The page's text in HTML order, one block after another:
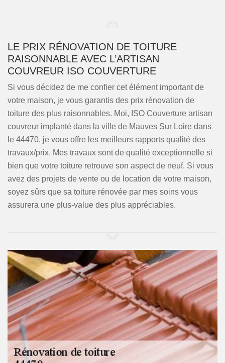
LE PRIX RÉNOVATION DE TOITURE
RAISONNABLE AVEC L’ARTISAN
COUVREUR ISO COUVERTURE
Si vous décidez de me confier cet élément important de
votre maison, je vous garantis des prix rénovation de
toiture des plus raisonnables. Moi, ISO Couverture artisan
couvreur implanté dans la ville de Mauves Sur Loire dans
le 44470, je vous offre les meilleurs rapports qualité des
travaux/prix. Mes travaux sont de qualité exceptionnelle si
bien que votre toiture retrouve son aspect de neuf. Si vous
avez des projets de vente ou de location de votre maison,
soyez sûrs que sa toiture rénovée par mes soins vous
assurera une plus-value des plus appréciables.